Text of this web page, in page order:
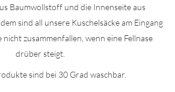
Baumwollstoff und die Innenseite aus
sind all unsere Kuschelsäcke am Eingang
zusammenfallen, wenn eine Fellnase
drüber steigt.
sind bei 30 Grad waschbar.